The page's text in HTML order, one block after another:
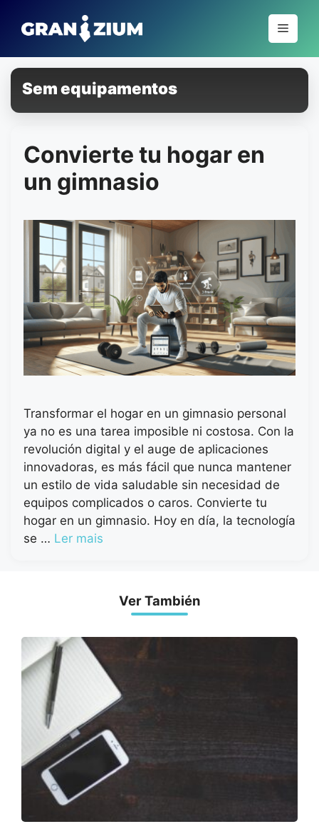
para
conteúdo
Menu
Sem equipamentos
Convierte tu hogar en
un gimnasio
Transformar el hogar en un gimnasio personal
ya no es una tarea imposible ni costosa. Con la
revolución digital y el auge de aplicaciones
innovadoras, es más fácil que nunca mantener
un estilo de vida saludable sin necesidad de
equipos complicados o caros. Convierte tu
hogar en un gimnasio. Hoy en día, la tecnología
se … Ler mais
Ver También